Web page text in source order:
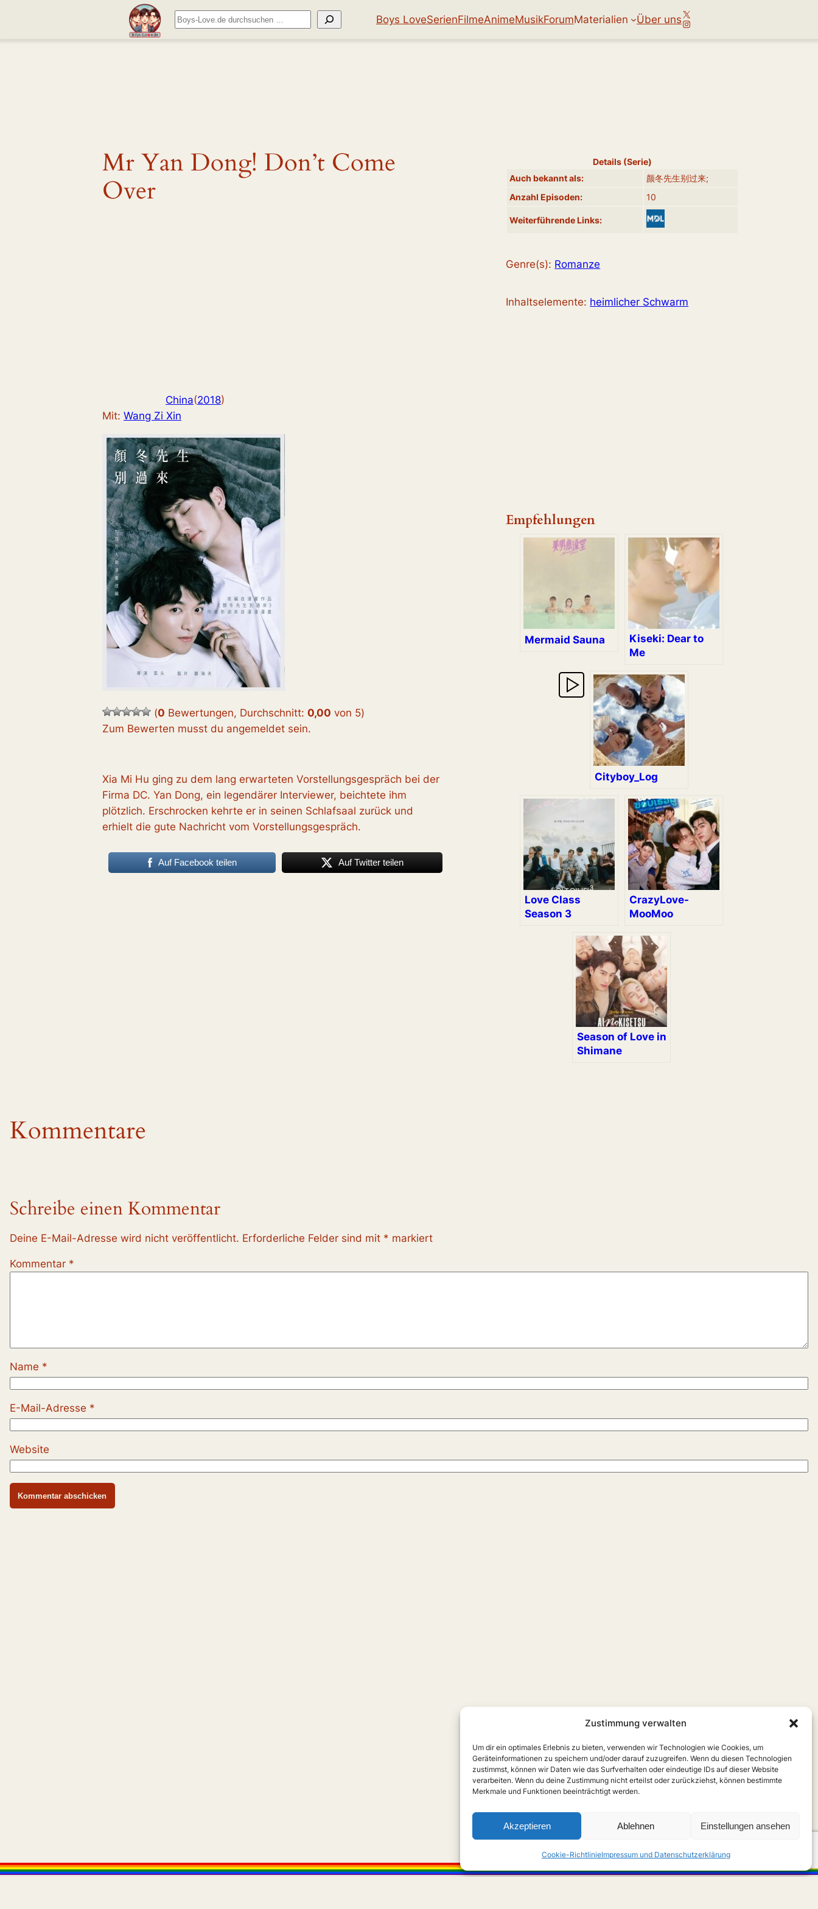
Zustimmung verwalten
Um dir ein optimales Erlebnis zu bieten, verwenden wir Technologien wie Cookies, um
Geräteinformationen zu speichern und/oder darauf zuzugreifen. Wenn du diesen Technologien
zustimmst, können wir Daten wie das Surfverhalten oder eindeutige IDs auf dieser Website
verarbeiten. Wenn du deine Zustimmung nicht erteilst oder zurückziehst, können bestimmte
Merkmale und Funktionen beeinträchtigt werden.
Akzeptieren Ablehnen Einstellungen ansehen
Cookie-RichtlinieImpressum und Datenschutzerklärung
Suchen Boys LoveSerienFilmeAnimeMusikForumMaterialien Über unsX
Instagram
Mr Yan Dong! Don’t Come
Over
China(2018)
Mit: Wang Zi Xin
(0 Bewertungen, Durchschnitt: 0,00 von 5)
Zum Bewerten musst du angemeldet sein.
Xia Mi Hu ging zu dem lang erwarteten Vorstellungsgespräch bei der
Firma DC. Yan Dong, ein legendärer Interviewer, beichtete ihm
plötzlich. Erschrocken kehrte er in seinen Schlafsaal zurück und
erhielt die gute Nachricht vom Vorstellungsgespräch.
Auf Facebook teilen Auf Twitter teilen
Details (Serie)
Auch bekannt als:
颜冬先生别过来;
Anzahl Episoden:
10
Weiterführende Links:
Genre(s): Romanze
Inhaltselemente: heimlicher Schwarm
Empfehlungen
Mermaid Sauna
Kiseki: Dear to
Me
Cityboy_Log
Love Class
Season 3
CrazyLove-
MooMoo
Season of Love in
Shimane
Kommentare
Schreibe einen Kommentar
Deine E-Mail-Adresse wird nicht veröffentlicht. Erforderliche Felder sind mit * markiert
Kommentar *
Name *
E-Mail-Adresse *
Website